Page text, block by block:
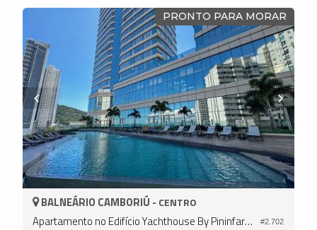
PRONTO PARA MORAR
#2.702
BALNEÁRIO CAMBORIÚ - CENTRO
Apartamento no Edifício Yachthouse By Pininfarina